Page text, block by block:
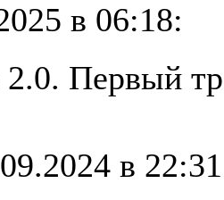
в 06:18:
2.0. Первый
в 22:31